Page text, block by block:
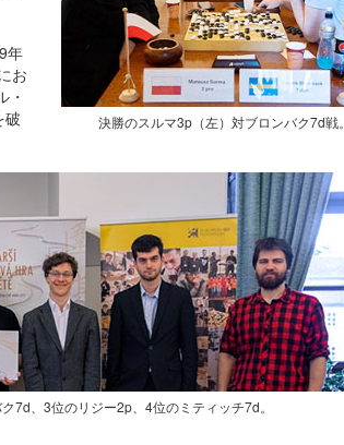
年
お
・
破
決勝のスルマ3p（左）対ブロンバク7d戦。
7d、3位のリジー2p、4位のミティッチ7d。